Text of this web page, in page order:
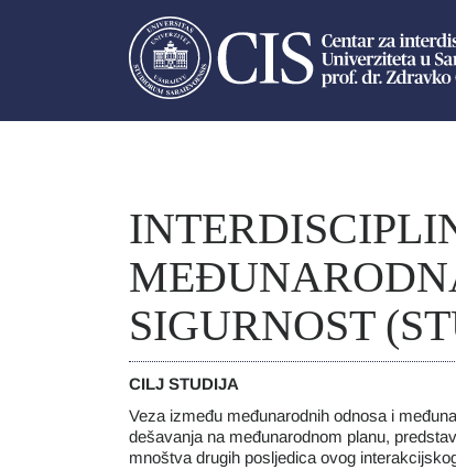
SIGURNOST
CILJ STUDIJA
Veza između međunarodnih odnosa i
dešavanja na međunarodnom planu,
mnoštva drugih posljedica ovog